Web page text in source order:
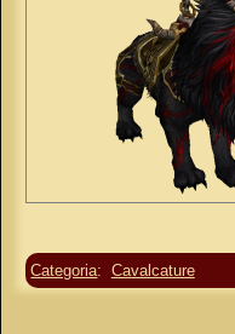
Categoria: Cavalcature